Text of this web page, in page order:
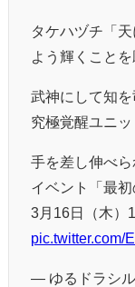
タケハヅチ「
よう輝くことを
武神にして知
究極覚醒ユニッ
手を差し伸べ
イベント「最初
3月16日（木）
pic.twitter.com/
— ゆるドラシ